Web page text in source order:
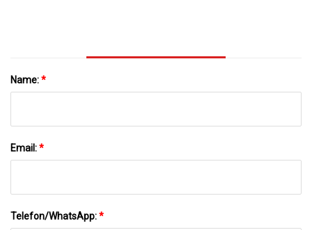
Name:*
Email:*
Telefon/WhatsApp:*